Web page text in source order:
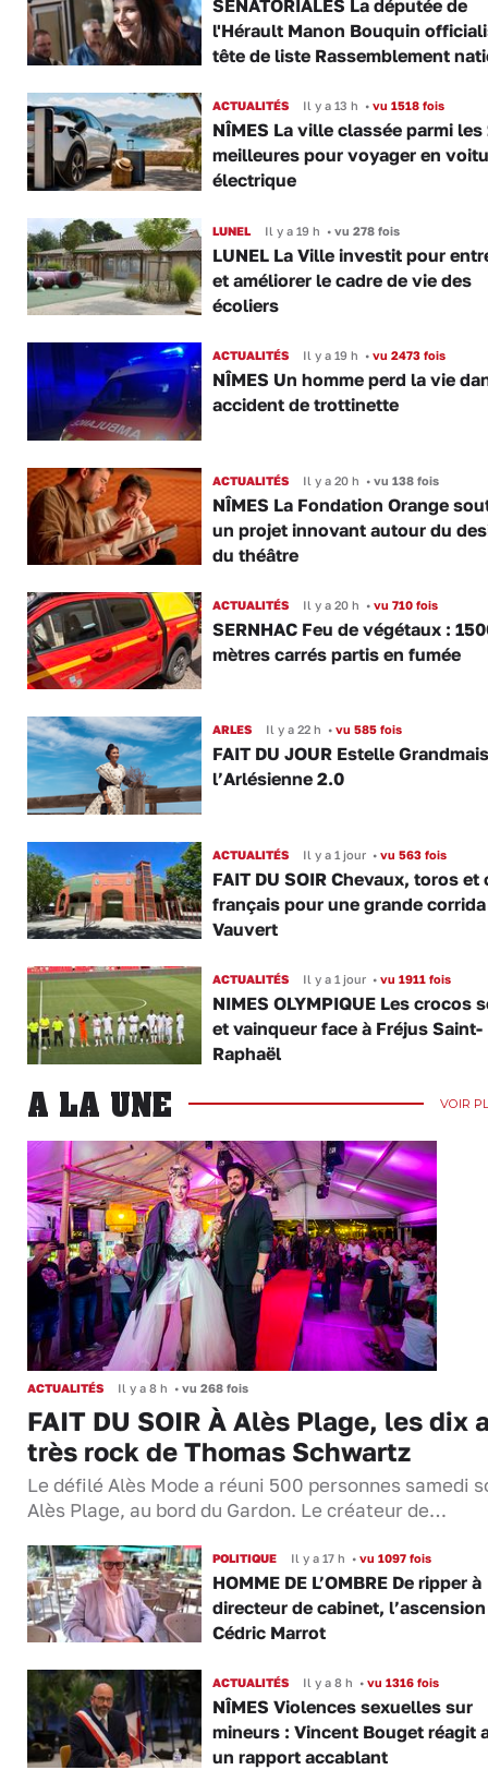
SÉNATORIALES La députée de
l'Hérault Manon Bouquin
tête de liste Rassemblement
ACTUALITÉS Il y a 13 h •vu 1518 fois
NÎMES La ville classée parmi les
meilleures pour voyager en
électrique
LUNEL Il y a 19 h •vu 278 fois
LUNEL La Ville investit pour
et améliorer le cadre de vie des
écoliers
ACTUALITÉS Il y a 19 h •vu 2473 fois
NÎMES Un homme perd la vie
accident de trottinette
ACTUALITÉS Il y a 20 h •vu 138 fois
NÎMES La Fondation Orange
un projet innovant autour du
du théâtre
ACTUALITÉS Il y a 20 h •vu 710 fois
SERNHAC Feu de végétaux :
mètres carrés partis en fumée
ARLES Il y a 22 h •vu 585 fois
FAIT DU JOUR Estelle
l’Arlésienne 2.0
ACTUALITÉS Il y a 1 jour •vu 563 fois
FAIT DU SOIR Chevaux, toros et
français pour une grande corrida
Vauvert
ACTUALITÉS Il y a 1 jour •vu 1911 fois
NIMES OLYMPIQUE Les crocos
et vainqueur face à Fréjus Saint-
Raphaël
A LA UNE VOIR
ACTUALITÉS Il y a 8 h • vu 268 fois
FAIT DU SOIR À Alès Plage, les dix
très rock de Thomas Schwartz
Le défilé Alès Mode a réuni 500 personnes samedi
Alès Plage, au bord du Gardon. Le créateur de…
POLITIQUE Il y a 17 h •vu 1097 fois
HOMME DE L’OMBRE De ripper à
directeur de cabinet,
Cédric Marrot
ACTUALITÉS Il y a 8 h •vu 1316 fois
NÎMES Violences sexuelles sur
mineurs : Vincent Bouget réagit
un rapport accablant